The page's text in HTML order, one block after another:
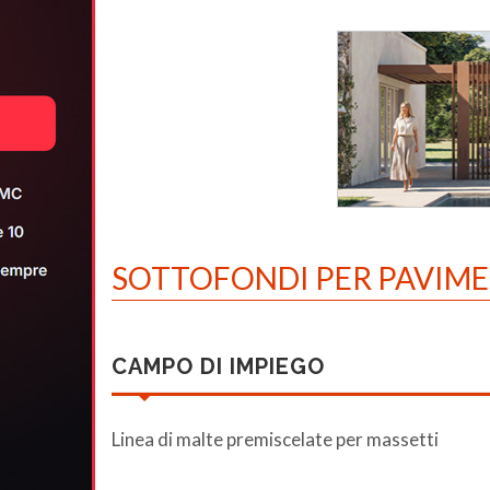
SOTTOFONDI PER
CAMPO DI IMPIEGO
Linea di malte premiscelate per massetti